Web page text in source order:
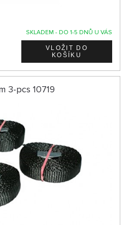
SKLADEM - DO 1-5 DNŮ U VÁS
3-pcs 10719